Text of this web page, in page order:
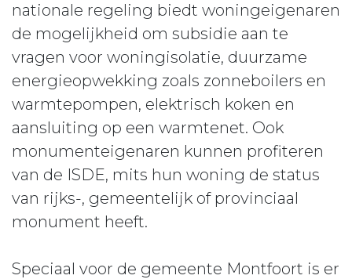
nationale regeling biedt woningeigenaren
de mogelijkheid om subsidie aan te
vragen voor woningisolatie, duurzame
energieopwekking zoals zonneboilers en
warmtepompen, elektrisch koken en
aansluiting op een warmtenet. Ook
monumenteigenaren kunnen profiteren
van de ISDE, mits hun woning de status
van rijks-, gemeentelijk of provinciaal
monument heeft.
Speciaal voor de gemeente Montfoort is er